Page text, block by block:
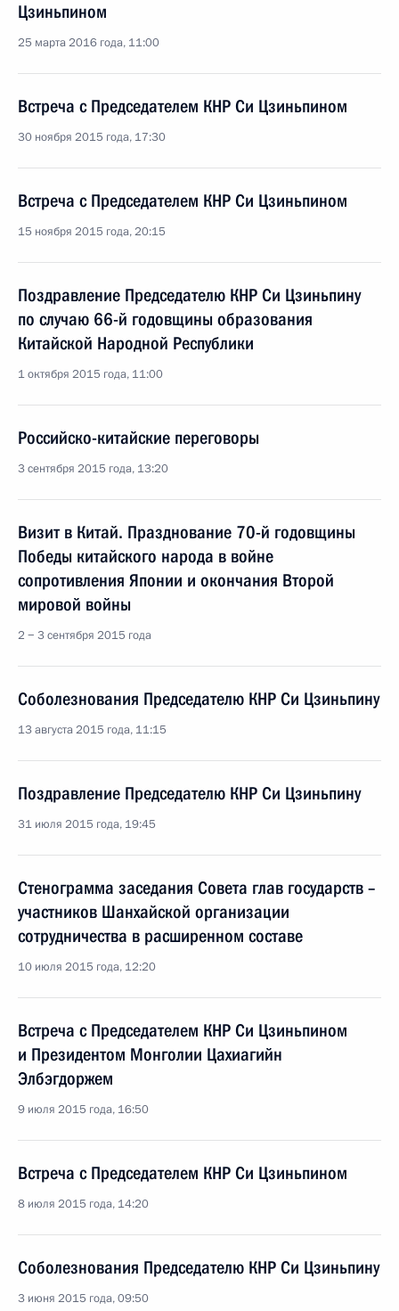
Цзиньпином
25 марта 2016 года, 11:00
Встреча с Председателем КНР Си Цзиньпином
30 ноября 2015 года, 17:30
Встреча с Председателем КНР Си Цзиньпином
15 ноября 2015 года, 20:15
Поздравление Председателю КНР Си Цзиньпину
по случаю 66-й годовщины образования
Китайской Народной Республики
1 октября 2015 года, 11:00
Российско-китайские переговоры
3 сентября 2015 года, 13:20
Визит в Китай. Празднование 70-й годовщины
Победы китайского народа в войне
сопротивления Японии и окончания Второй
мировой войны
2 − 3 сентября 2015 года
Соболезнования Председателю КНР Си Цзиньпину
13 августа 2015 года, 11:15
Поздравление Председателю КНР Си Цзиньпину
31 июля 2015 года, 19:45
Стенограмма заседания Совета глав государств –
участников Шанхайской организации
сотрудничества в расширенном составе
10 июля 2015 года, 12:20
Встреча с Председателем КНР Си Цзиньпином
и Президентом Монголии Цахиагийн
Элбэгдоржем
9 июля 2015 года, 16:50
Встреча с Председателем КНР Си Цзиньпином
8 июля 2015 года, 14:20
Соболезнования Председателю КНР Си Цзиньпину
3 июня 2015 года, 09:50